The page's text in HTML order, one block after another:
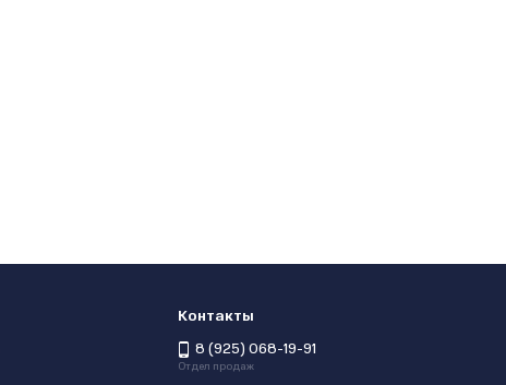
Контакты
8 (925) 068-19-91
Отдел продаж